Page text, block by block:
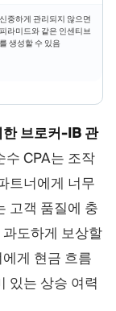
신중하게 관리되지 않으면
피라미드와 같은 인센티브
를 생성할 수 있음
브로커-IB 관
수 CPA는 조작
트너에게 너무
고객 품질에 충
도하게 보상할
게 현금 흐름
있는 상승 여력